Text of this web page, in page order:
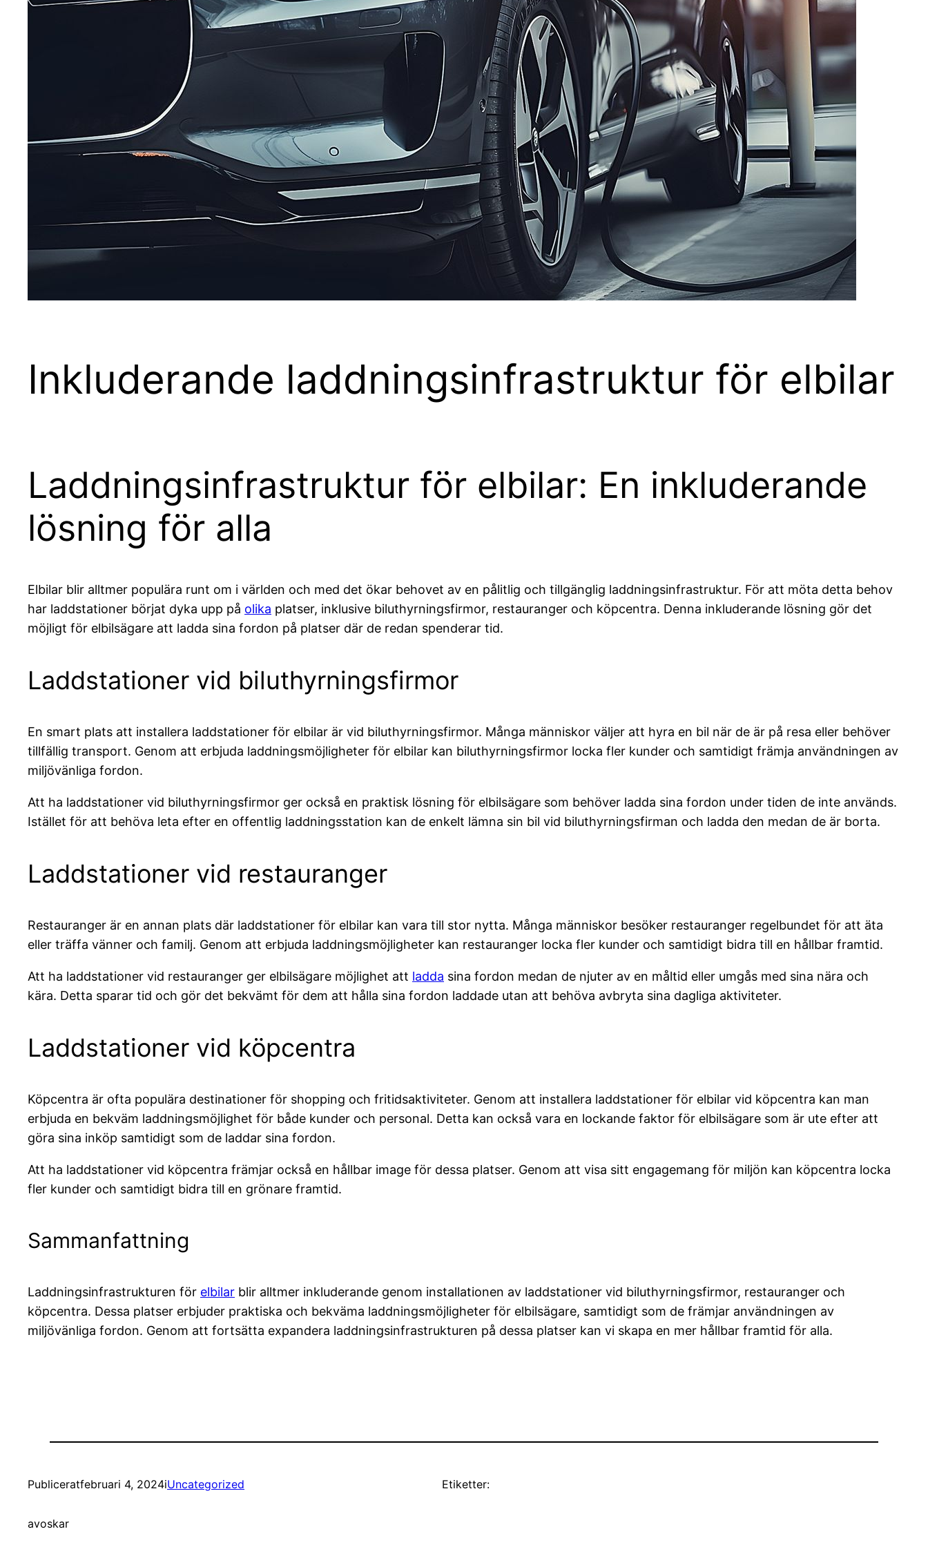
Inkluderande laddningsinfrastruktur för elbilar
Laddningsinfrastruktur för elbilar: En inkluderande
lösning för alla
Elbilar blir alltmer populära runt om i världen och med det ökar behovet av en pålitlig och tillgänglig laddningsinfrastruktur. För att möta detta behov
har laddstationer börjat dyka upp på olika platser, inklusive biluthyrningsfirmor, restauranger och köpcentra. Denna inkluderande lösning gör det
möjligt för elbilsägare att ladda sina fordon på platser där de redan spenderar tid.
Laddstationer vid biluthyrningsfirmor
En smart plats att installera laddstationer för elbilar är vid biluthyrningsfirmor. Många människor väljer att hyra en bil när de är på resa eller behöver
tillfällig transport. Genom att erbjuda laddningsmöjligheter för elbilar kan biluthyrningsfirmor locka fler kunder och samtidigt främja användningen av
miljövänliga fordon.
Att ha laddstationer vid biluthyrningsfirmor ger också en praktisk lösning för elbilsägare som behöver ladda sina fordon under tiden de inte används.
Istället för att behöva leta efter en offentlig laddningsstation kan de enkelt lämna sin bil vid biluthyrningsfirman och ladda den medan de är borta.
Laddstationer vid restauranger
Restauranger är en annan plats där laddstationer för elbilar kan vara till stor nytta. Många människor besöker restauranger regelbundet för att äta
eller träffa vänner och familj. Genom att erbjuda laddningsmöjligheter kan restauranger locka fler kunder och samtidigt bidra till en hållbar framtid.
Att ha laddstationer vid restauranger ger elbilsägare möjlighet att ladda sina fordon medan de njuter av en måltid eller umgås med sina nära och
kära. Detta sparar tid och gör det bekvämt för dem att hålla sina fordon laddade utan att behöva avbryta sina dagliga aktiviteter.
Laddstationer vid köpcentra
Köpcentra är ofta populära destinationer för shopping och fritidsaktiviteter. Genom att installera laddstationer för elbilar vid köpcentra kan man
erbjuda en bekväm laddningsmöjlighet för både kunder och personal. Detta kan också vara en lockande faktor för elbilsägare som är ute efter att
göra sina inköp samtidigt som de laddar sina fordon.
Att ha laddstationer vid köpcentra främjar också en hållbar image för dessa platser. Genom att visa sitt engagemang för miljön kan köpcentra locka
fler kunder och samtidigt bidra till en grönare framtid.
Sammanfattning
Laddningsinfrastrukturen för elbilar blir alltmer inkluderande genom installationen av laddstationer vid biluthyrningsfirmor, restauranger och
köpcentra. Dessa platser erbjuder praktiska och bekväma laddningsmöjligheter för elbilsägare, samtidigt som de främjar användningen av
miljövänliga fordon. Genom att fortsätta expandera laddningsinfrastrukturen på dessa platser kan vi skapa en mer hållbar framtid för alla.
Publiceratfebruari 4, 2024iUncategorized
avoskar
Etiketter: